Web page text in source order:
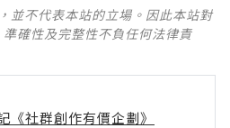
並不代表本站的立場。因此本站對
確性及完整性不負任何法律責
《社群創作有價企劃》